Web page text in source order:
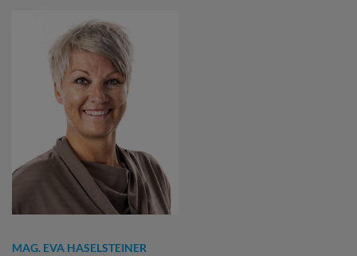
MAG. EVA HASELSTEINER